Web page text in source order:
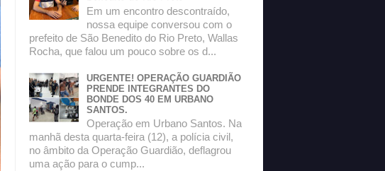
Em um encontro descontraído,
nossa equipe conversou com o
prefeito de São Benedito do Rio Preto, Wallas
Rocha, que falou um pouco sobre os d...
URGENTE! OPERAÇÃO GUARDIÃO
PRENDE INTEGRANTES DO
BONDE DOS 40 EM URBANO
SANTOS.
Operação em Urbano Santos. Na
manhã desta quarta-feira (12), a polícia civil,
no âmbito da Operação Guardião, deflagrou
uma ação para o cump...